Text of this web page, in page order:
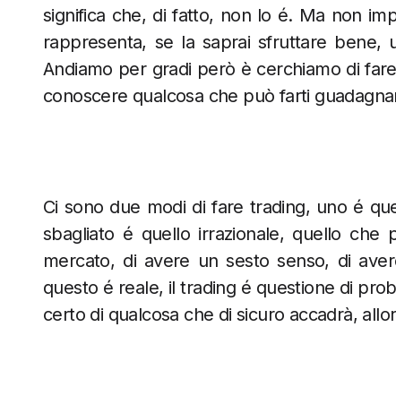
significa che, di fatto, non lo é. Ma non
rappresenta, se la saprai sfruttare
Andiamo per gradi però è cerchiamo di
conoscere qualcosa che può farti
Ci sono due modi di fare trading, uno é
sbagliato é quello irrazionale, quello
mercato, di avere un sesto senso, di
questo é reale, il trading é questione di
certo di qualcosa che di sicuro accadrà,